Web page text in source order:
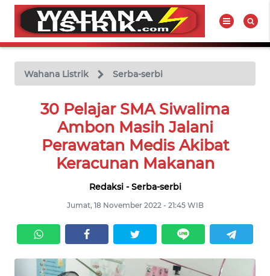
Wahana Listrik Serba-serbi
30 Pelajar SMA Siwalima
Ambon Masih Jalani
Perawatan Medis Akibat
Keracunan Makanan
Redaksi - Serba-serbi
Jumat, 18 November 2022 - 21:45 WIB
TV
Tutup
BERITA
PRODUK
LISTRIK